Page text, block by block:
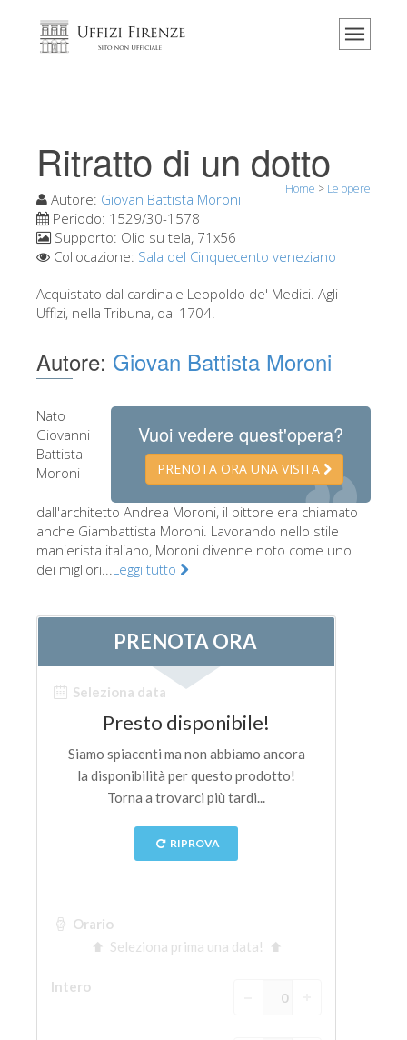
Home
Eventi e mostre
I commenti dei visitatori
Contattaci
Visita gli Uffizi
Prenota ora
Le opere
Gli artisti
Le nuove sale
Museo nazionale del Bargello
Galleria dell'Accademia
Museo delle Cappelle Medicee
Museo Archeologico
Opificio delle pietre dure
Museo Galileo
Il giardino di Boboli
Corridoio Vasariano
Santa Croce
Ritratto di un dotto
Home > Le opere
Autore: Giovan Battista Moroni
Periodo: 1529/30-1578
Supporto: Olio su tela, 71x56
Collocazione: Sala del Cinquecento veneziano
Acquistato dal cardinale Leopoldo de' Medici. Agli
Uffizi, nella Tribuna, dal 1704.
Autore: Giovan Battista Moroni
Vuoi vedere quest'opera?
PRENOTA ORA UNA VISITA
Nato
Giovanni
Battista
Moroni
dall'architetto Andrea Moroni, il pittore era chiamato
anche Giambattista Moroni. Lavorando nello stile
manierista italiano, Moroni divenne noto come uno
dei migliori...Leggi tutto